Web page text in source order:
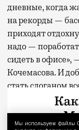
Мы используем файлы
дневные, когда
на рекорды —
приходят
надо —
сидеть в
Кочемасова. И
стать слоганом
ощущение, что ты
городе».